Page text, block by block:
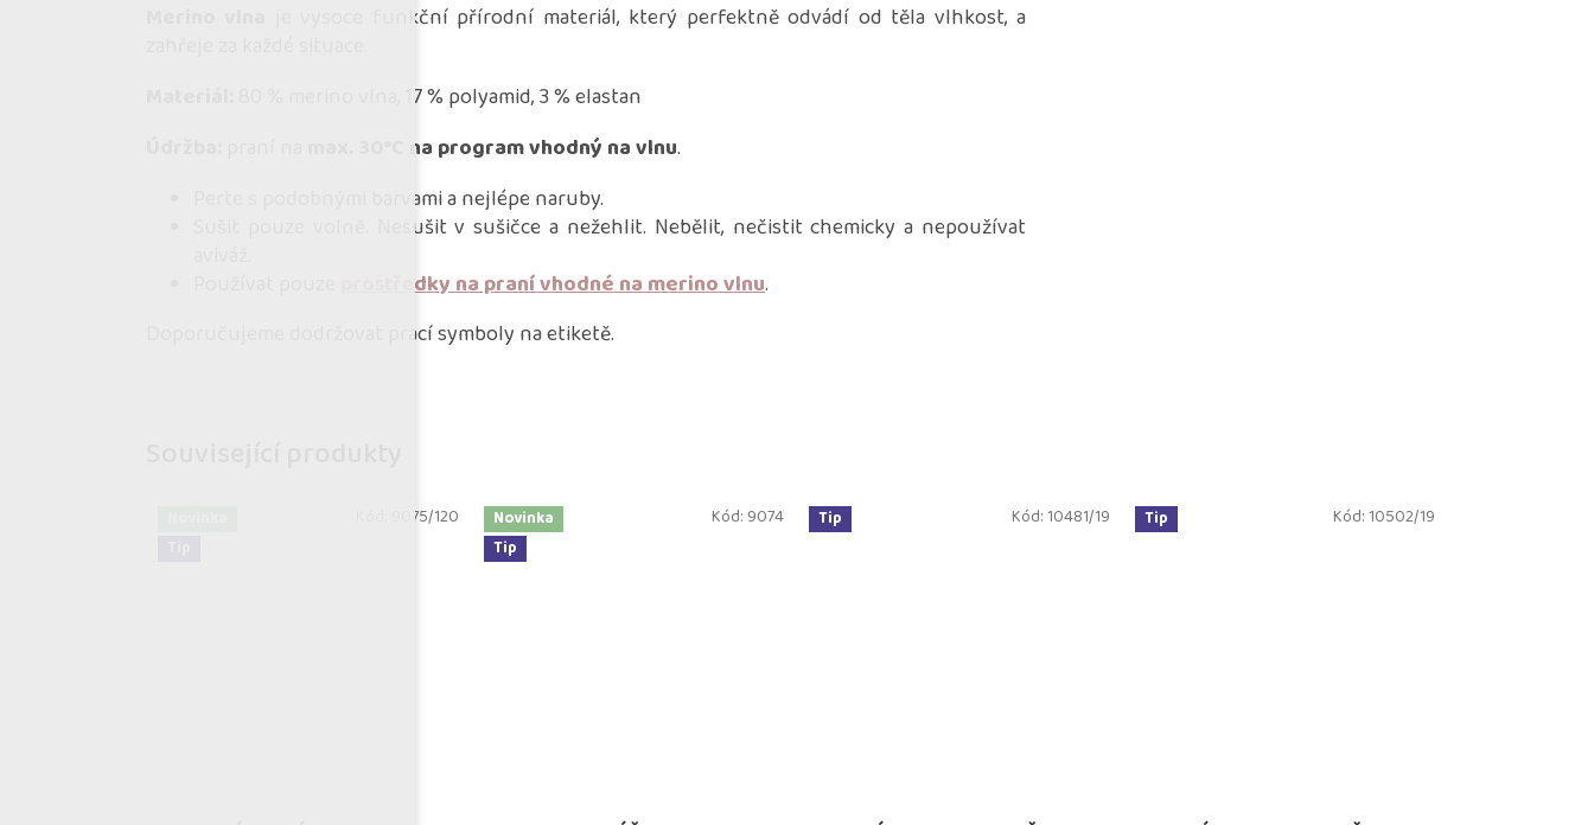
9075/120
Novinka
Tip
Kód: 9074 Tip Kód:10481/19 Tip Kód:10502/19
je vysoce funkční přírodní materiál, který perfektně odvádí od těla vlhkost, a
80 % merino vlna, 17 % polyamid, 3 % elastan
max. 30°C na program vhodný na vlnu.
Perte s podobnými barvami a nejlépe naruby.
Sušit pouze volně. Nesušit v sušičce a nežehlit. Nebělit, nečistit chemicky a nepoužívat
prostředky na praní vhodné na merino vlnu.
Doporučujeme dodržovat prací symboly na etiketě.